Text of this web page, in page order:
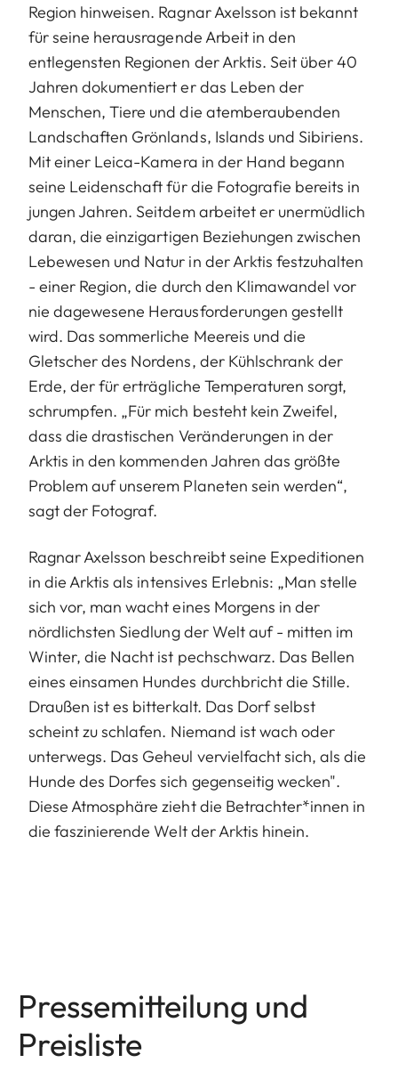
Region hinweisen. Ragnar Axelsson ist bekannt
für seine herausragende Arbeit in den
entlegensten Regionen der Arktis. Seit über 40
Jahren dokumentiert er das Leben der
Menschen, Tiere und die atemberaubenden
Landschaften Grönlands, Islands und Sibiriens.
Mit einer Leica-Kamera in der Hand begann
seine Leidenschaft für die Fotografie bereits in
jungen Jahren. Seitdem arbeitet er unermüdlich
daran, die einzigartigen Beziehungen zwischen
Lebewesen und Natur in der Arktis festzuhalten
- einer Region, die durch den Klimawandel vor
nie dagewesene Herausforderungen gestellt
wird. Das sommerliche Meereis und die
Gletscher des Nordens, der Kühlschrank der
Erde, der für erträgliche Temperaturen sorgt,
schrumpfen. „Für mich besteht kein Zweifel,
dass die drastischen Veränderungen in der
Arktis in den kommenden Jahren das größte
Problem auf unserem Planeten sein werden“,
sagt der Fotograf.
Ragnar Axelsson beschreibt seine Expeditionen
in die Arktis als intensives Erlebnis: „Man stelle
sich vor, man wacht eines Morgens in der
nördlichsten Siedlung der Welt auf - mitten im
Winter, die Nacht ist pechschwarz. Das Bellen
eines einsamen Hundes durchbricht die Stille.
Draußen ist es bitterkalt. Das Dorf selbst
scheint zu schlafen. Niemand ist wach oder
unterwegs. Das Geheul vervielfacht sich, als die
Hunde des Dorfes sich gegenseitig wecken".
Diese Atmosphäre zieht die Betrachter*innen in
die faszinierende Welt der Arktis hinein.
Pressemitteilung und
Preisliste